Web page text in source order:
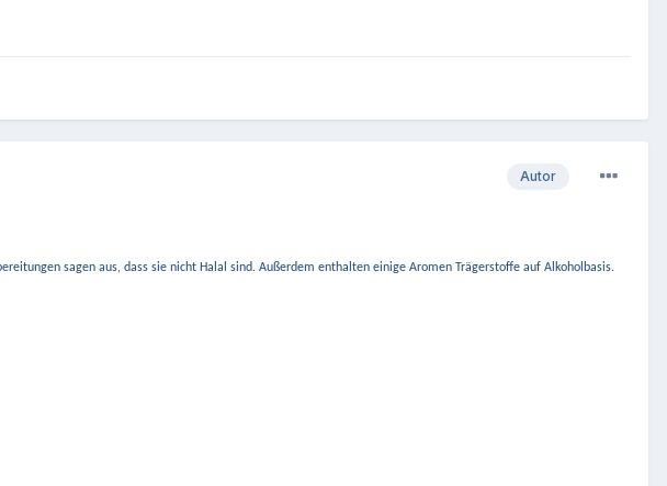
Autor
sagen aus, dass sie nicht Halal sind. Außerdem enthalten einige Aromen Trägerstoffe auf Alkoholbasis.